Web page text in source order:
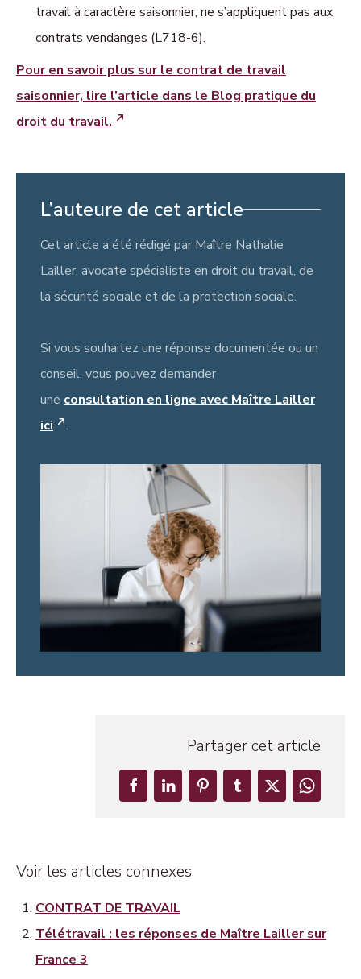
travail à caractère saisonnier, ne s’appliquent pas aux
contrats vendanges (L718-6).
Pour en savoir plus sur le contrat de travail
saisonnier, lire l’article dans le Blog pratique du
droit du travail.
L’auteure de cet article
Cet article a été rédigé par Maître Nathalie
Lailler, avocate spécialiste en droit du travail, de
la sécurité sociale et de la protection sociale.
Si vous souhaitez une réponse documentée ou un
conseil, vous pouvez demander
une consultation en ligne avec Maître Lailler
ici
.
Partager cet article
Voir les articles connexes
CONTRAT DE TRAVAIL
Télétravail : les réponses de Maître Lailler sur
France 3